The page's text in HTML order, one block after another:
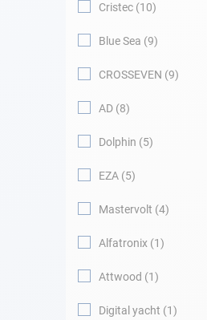
Mantenimiento
Cristec 10
Blue Sea 9
CROSSEVEN 9
AD 8
Dolphin 5
EZA 5
Mastervolt 4
Alfatronix 1
Attwood 1
Digital yacht 1